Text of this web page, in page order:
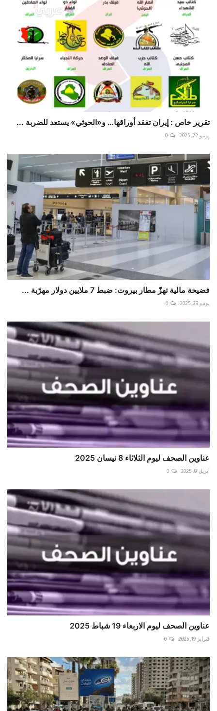
تقرير خاص : إيران تفقد أوراقها… و«الحوثي» يستعد للضربة ...
يونيو 22, 2025 0
فضيحة مالية تهزّ مطار بيروت: ضبط 7 ملايين دولار مهرّبة ...
يونيو 29, 2025 0
عناوين الصحف ليوم الثلاثاء 8 نيسان 2025
أبريل 8, 2025 0
عناوين الصحف ليوم الاربعاء 19 شباط 2025
فبراير 19, 2025 0